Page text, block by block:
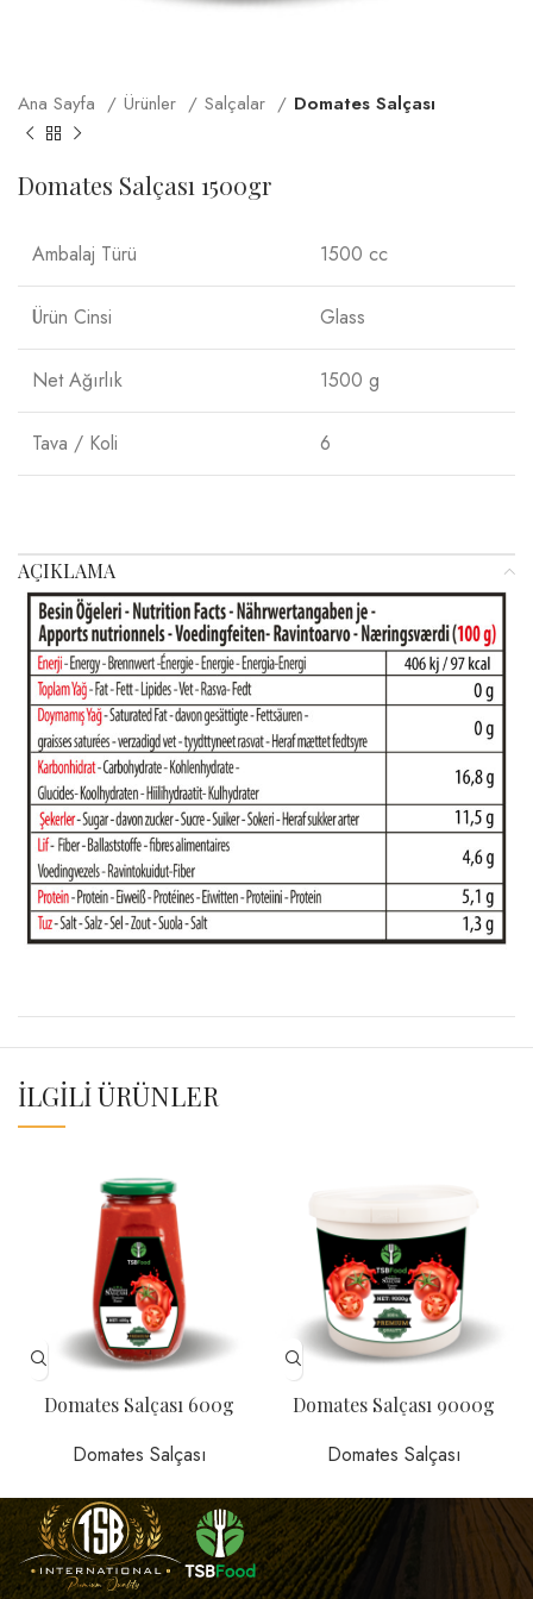
Ana Sayfa Ürünler Salçalar Domates Salçası
Domates Salçası 1500gr
Ambalaj Türü 1500 cc
Ürün Cinsi Glass
Net Ağırlık 1500 g
Tava / Koli 6
AÇIKLAMA
İLGILI ÜRÜNLER
Domates Salçası 600g
Domates Salçası
Domates Salçası 9000g
Domates Salçası